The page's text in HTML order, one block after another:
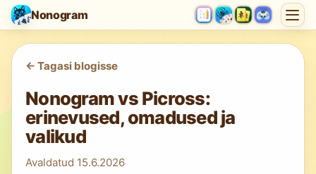
Nonogram
<- Tagasi blogisse
Nonogram vs Picross:
erinevused, omadused ja
valikud
Avaldatud 15.6.2026